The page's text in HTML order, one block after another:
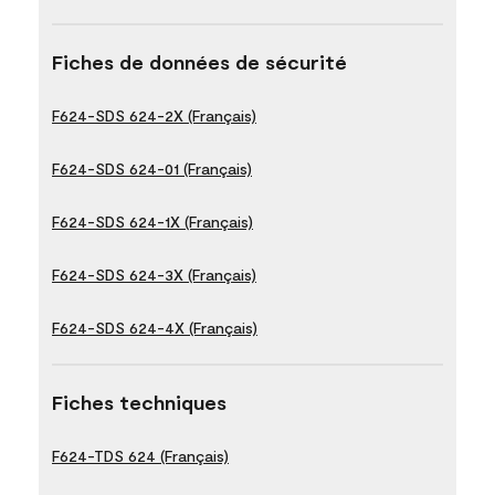
Fiches de données de sécurité
F624-SDS 624-2X (Français)
F624-SDS 624-01 (Français)
F624-SDS 624-1X (Français)
F624-SDS 624-3X (Français)
F624-SDS 624-4X (Français)
Fiches techniques
F624-TDS 624 (Français)